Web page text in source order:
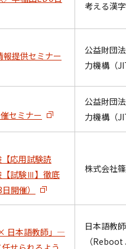
考える漢
報提供セミナー
公益財団
力機構（
セミナー
公益財団
力機構（
応用試験読
【試験Ⅲ】徹底
開催）
株式会社
日本語教師」―
日本語教
（